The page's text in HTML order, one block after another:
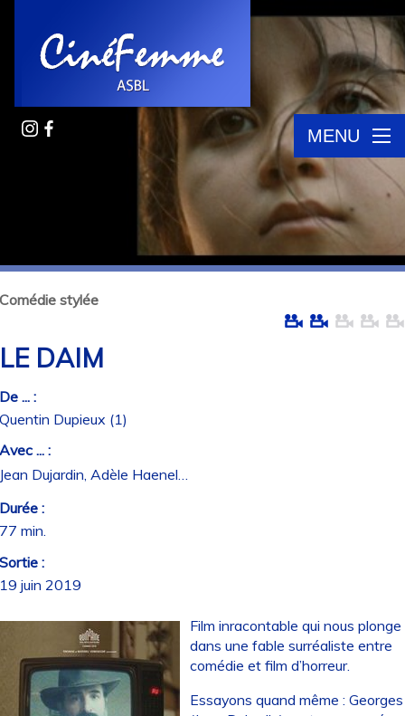
MENU
stylée
DAIM
... :
Dupieux (1)
... :
Dujardin, Adèle Haenel…
:
min.
:
juin 2019
Film inracontable qui nous plonge
dans une fable surréaliste entre
comédie et film d’horreur.
Essayons quand même : Georges